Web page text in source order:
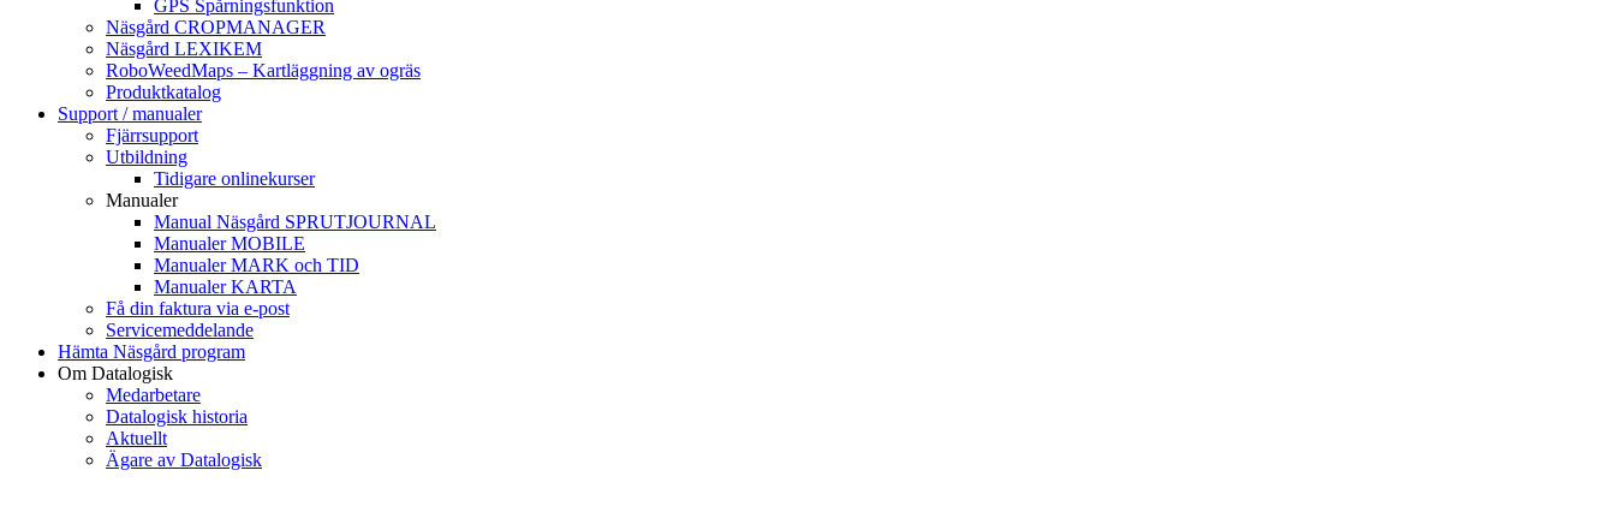
GPS Spårningsfunktion
Näsgård CROPMANAGER
Näsgård LEXIKEM
RoboWeedMaps – Kartläggning av ogräs
Produktkatalog
Support / manualer
Fjärrsupport
Utbildning
Tidigare onlinekurser
Manualer
Manual Näsgård SPRUTJOURNAL
Manualer MOBILE
Manualer MARK och TID
Manualer KARTA
Få din faktura via e-post
Servicemeddelande
Hämta Näsgård program
Om Datalogisk
Medarbetare
Datalogisk historia
Aktuellt
Ägare av Datalogisk